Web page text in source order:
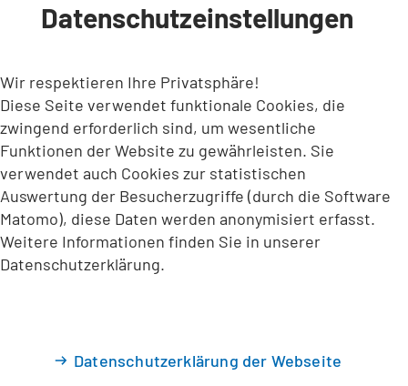
INHALT ANSPRINGEN
Datenschutzeinstellungen
Wir respektieren Ihre Privatsphäre!
Diese Seite verwendet funktionale Cookies, die
zwingend erforderlich sind, um wesentliche
Funktionen der Website zu gewährleisten. Sie
verwendet auch Cookies zur statistischen
Auswertung der Besucherzugriffe (durch die Software
Matomo), diese Daten werden anonymisiert erfasst.
Weitere Informationen finden Sie in unserer
Datenschutzerklärung.
Datenschutzerklärung der Webseite